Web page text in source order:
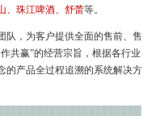
、珠江啤酒、舒蕾等。
队，为客户提供全面的售前、售
共赢”的经营宗旨，根据各行业
的产品全过程追溯的系统解决方